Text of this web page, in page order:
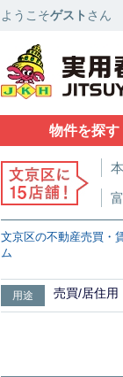
ようこそゲスト さん
物件を探す
文京区の不動産売買・
ム
用途 売買/居住用